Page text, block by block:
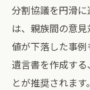
分割協議を円滑
は、親族間の意
値が下落した事
遺言書を作成す
とが推奨されま